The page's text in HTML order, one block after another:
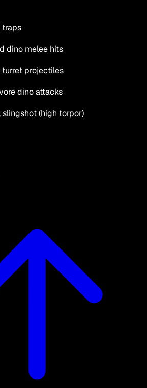
traps
dino melee hits
turret projectiles
dino attacks
slingshot (high torpor)